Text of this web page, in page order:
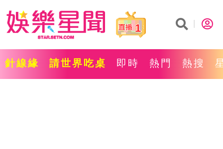
1
針線緣 請世界吃桌 即時 熱門 熱搜